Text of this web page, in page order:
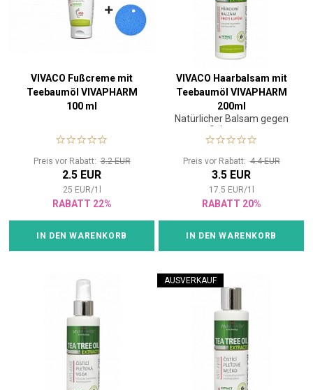
VIVACO Fußcreme mit
Teebaumöl VIVAPHARM
100 ml
Preis vor Rabatt:3.2 EUR
2.5 EUR
25 EUR/1
RABATT 22%
IN DEN WARENKORB
VIVACO Haarbalsam mit
Teebaumöl VIVAPHARM
200ml
Natürlicher Balsam gegen
Schuppen
Preis vor Rabatt:4.4 EUR
3.5 EUR
17.5 EUR/1
RABATT 20%
IN DEN WARENKORB
AUSVERKAUF